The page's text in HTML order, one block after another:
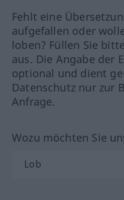
Fehlt eine
aufgefallen oder
loben? Füllen Sie
aus. Die Angabe der
optional und dient
Datenschutz nur zur
Anfrage.
Wozu möchten Sie